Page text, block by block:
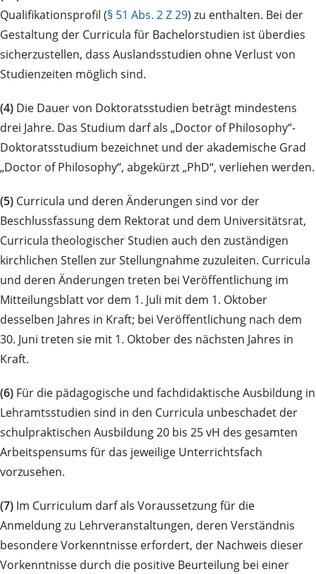
Qualifikationsprofil (§ 51 Abs. 2 Z 29) zu enthalten. Bei der
Gestaltung der Curricula für Bachelorstudien ist überdies
sicherzustellen, dass Auslandsstudien ohne Verlust von
Studienzeiten möglich sind.
(4) Die Dauer von Doktoratsstudien beträgt mindestens
drei Jahre. Das Studium darf als „Doctor of Philosophy“-
Doktoratsstudium bezeichnet und der akademische Grad
„Doctor of Philosophy“, abgekürzt „PhD“, verliehen werden.
(5) Curricula und deren Änderungen sind vor der
Beschlussfassung dem Rektorat und dem Universitätsrat,
Curricula theologischer Studien auch den zuständigen
kirchlichen Stellen zur Stellungnahme zuzuleiten. Curricula
und deren Änderungen treten bei Veröffentlichung im
Mitteilungsblatt vor dem 1. Juli mit dem 1. Oktober
desselben Jahres in Kraft; bei Veröffentlichung nach dem
30. Juni treten sie mit 1. Oktober des nächsten Jahres in
Kraft.
(6) Für die pädagogische und fachdidaktische Ausbildung in
Lehramtsstudien sind in den Curricula unbeschadet der
schulpraktischen Ausbildung 20 bis 25 vH des gesamten
Arbeitspensums für das jeweilige Unterrichtsfach
vorzusehen.
(7) Im Curriculum darf als Voraussetzung für die
Anmeldung zu Lehrveranstaltungen, deren Verständnis
besondere Vorkenntnisse erfordert, der Nachweis dieser
Vorkenntnisse durch die positive Beurteilung bei einer